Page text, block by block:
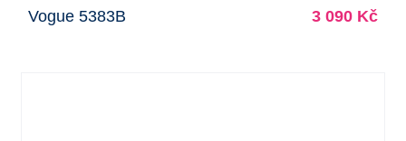
Vogue 5383B 3 090 Kč